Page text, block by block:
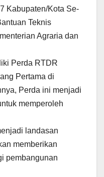
Kabupaten/Kota Se-
Teknis
Agraria dan
Perda RTDR
Pertama di
Perda ini menjadi
memperoleh
landasan
memberikan
pembangunan